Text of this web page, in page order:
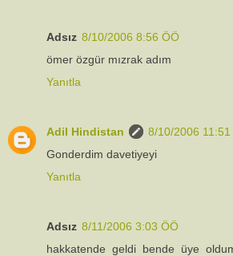
Adsız 8/10/2006 8:56 ÖÖ
ömer özgür mızrak adım
Yanıtla
Adil Hindistan
8/10/2006 11:51
Gonderdim davetiyeyi
Yanıtla
Adsız 8/11/2006 3:03 ÖÖ
hakkatende geldi bende üye